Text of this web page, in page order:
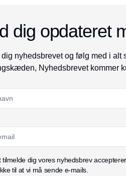
dig opdateret
nyhedsbrevet og følg med i alt
Nyhedsbrevet kommer
tilmelde dig vores nyhedsbrev
til at vi må sende e-mails.